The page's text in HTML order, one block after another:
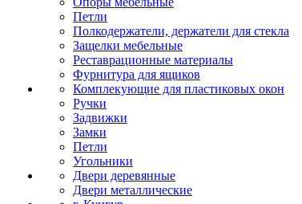
Петли
Полкодержатели, держатели для стекла
Защелки мебельные
Реставрационные материалы
Фурнитура для ящиков
Комплекующие для пластиковых окон
Ручки
Задвижки
Замки
Петли
Угольники
Двери деревянные
Двери металлические